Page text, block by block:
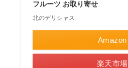
フルーツ お取り寄せ
北のデリシャス
Amazon
楽天市場